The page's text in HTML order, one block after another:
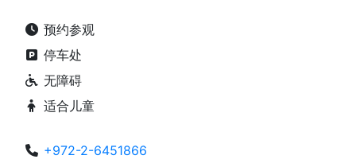
预约参观
停车处
无障碍
适合儿童
+972-2-6451866